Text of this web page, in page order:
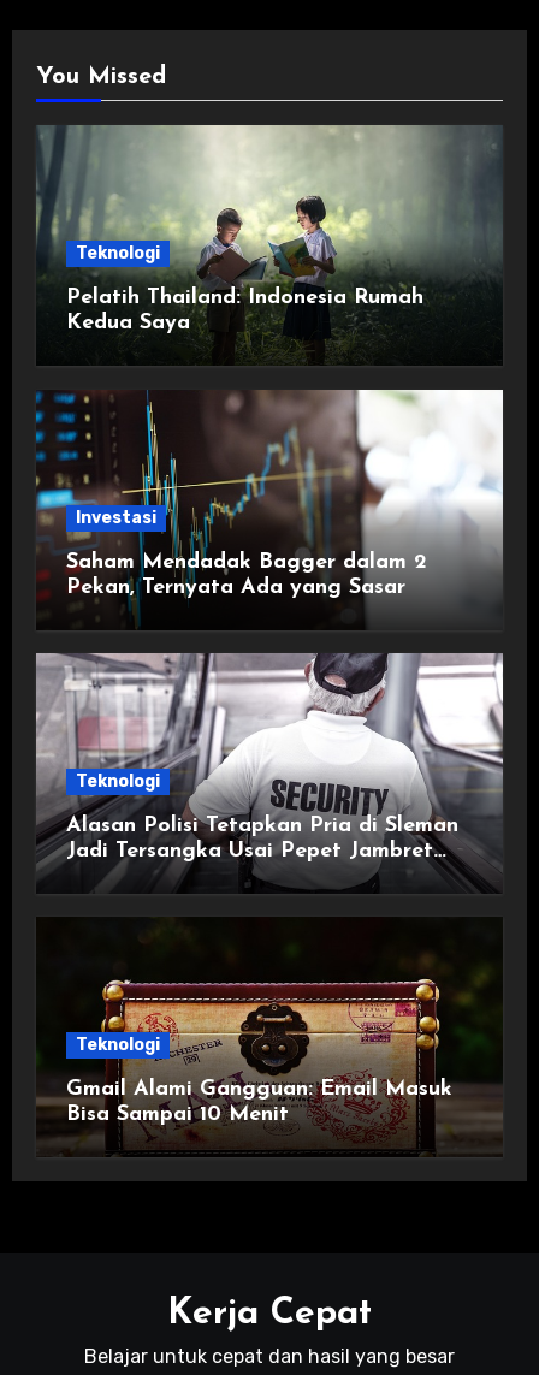
You Missed
Teknologi
Pelatih Thailand: Indonesia Rumah
Kedua Saya
Investasi
Saham Mendadak Bagger dalam 2
Pekan, Ternyata Ada yang Sasar
Teknologi
Alasan Polisi Tetapkan Pria di Sleman
Jadi Tersangka Usai Pepet Jambret
demi Lindungi Istri
Teknologi
Gmail Alami Gangguan: Email Masuk
Bisa Sampai 10 Menit
Kerja Cepat
Belajar untuk cepat dan hasil yang besar